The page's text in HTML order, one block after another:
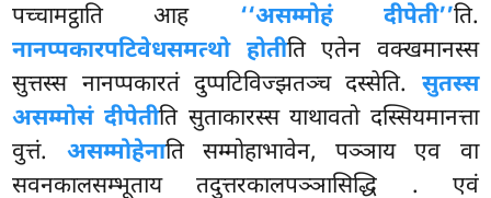
पच्चामट्ठाति आह ‘‘असम्मोहं दीपेती’’ति.
नानप्पकारपटिवेधसमत्थो होतीति एतेन वक्खमानस्स
सुत्तस्स नानप्पकारतं दुप्पटिविज्झतञ्च दस्सेति. सुतस्स
असम्मोसं दीपेतीति सुताकारस्स याथावतो दस्सियमानत्ता
वुत्तं. असम्मोहेनाति सम्मोहाभावेन, पञ्ञाय एव वा
सवनकालसम्भूताय तदुत्तरकालपञ्ञासिद्धि . एवं